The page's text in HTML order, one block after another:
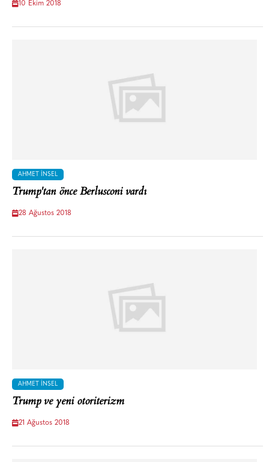
10 Ekim 2018
AHMET İNSEL
Trump'tan önce Berlusconi vardı
28 Ağustos 2018
AHMET İNSEL
Trump ve yeni otoriterizm
21 Ağustos 2018